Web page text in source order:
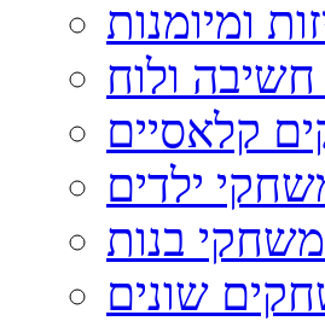
ומיומנות
ולוח
קלאסיים
ילדים
משחקי בנות
שונים